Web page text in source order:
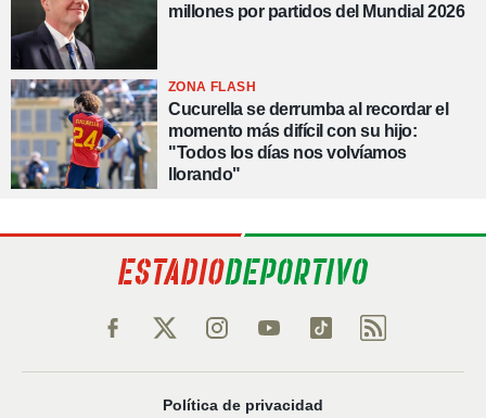
millones por partidos del Mundial 2026
ZONA FLASH
Cucurella se derrumba al recordar el
momento más difícil con su hijo:
"Todos los días nos volvíamos
llorando"
Política de privacidad